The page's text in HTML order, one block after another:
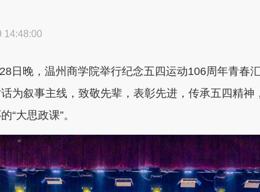
14:48:00
晚，温州商学院举行纪念五四运动106周年青春
为叙事主线，致敬先辈，表彰先进，传承五四精神
“大思政课”。